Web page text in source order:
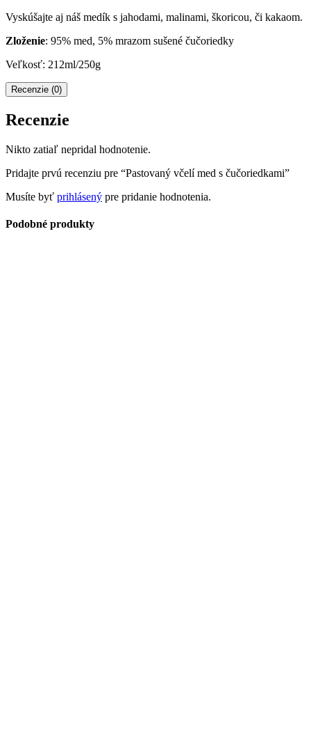
Vyskúšajte aj náš medík s jahodami, malinami, škoricou, či kakaom.
Zloženie: 95% med, 5% mrazom sušené čučoriedky
Veľkosť: 212ml/250g
Recenzie (0)
Recenzie
Nikto zatiaľ nepridal hodnotenie.
Pridajte prvú recenziu pre “Pastovaný včelí med s čučoriedkami”
Musíte byť prihlásený pre pridanie hodnotenia.
Podobné produkty